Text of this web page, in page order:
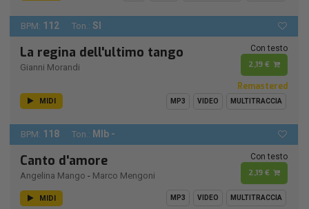
BPM: 112 Ton.: SI
La regina dell'ultimo tango
Gianni Morandi
Con testo
2,19 €
Remastered
MIDI MP3 VIDEO MULTITRACCIA
BPM: 118 Ton.: MIb -
Canto d'amore
Angelina Mango - Marco Mengoni
Con testo
2,19 €
MIDI MP3 VIDEO MULTITRACCIA